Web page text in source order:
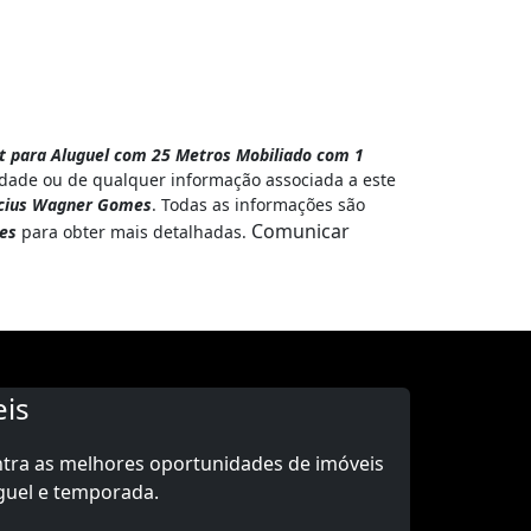
para Aluguel com 25 Metros Mobiliado com 1
ou de qualquer informação associada a este
Wagner Gomes. Todas as informações são
para obter mais detalhadas. Comunicar
as melhores oportunidades de imóveis
e temporada.